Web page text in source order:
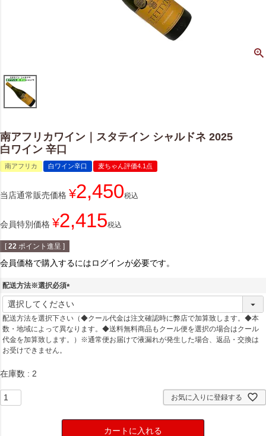
南アフリカワイン｜スタテイン シャルドネ 2025
白ワイン 辛口
南アフリカ 白ワイン辛口 麦ちゃん評価4.1点
当店通常販売価格 ¥2,450税込
会員特別価格 ¥2,415税込
[ 22 ポイント進呈 ]
会員価格で購入するにはログインが必要です。
配送方法※選択必須
(
必
須
)
配送方法を選択下さい（◆クール代金は注文確認時に弊店で加算致します。◆本
数・地域によって異なります。◆送料無料商品もクール便を選択の場合はクール
代金を加算致します。）※通常便お届けで液漏れが発生した場合、返品・交換は
お受けできません。
在庫数 2
お気に入りに登録する
カートに入れる